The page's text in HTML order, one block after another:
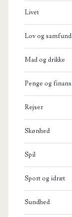
Livet
Lov og samfund
Mad og drikke
Penge og finans
Rejser
Skønhed
Spil
Sport og idræt
Sundhed